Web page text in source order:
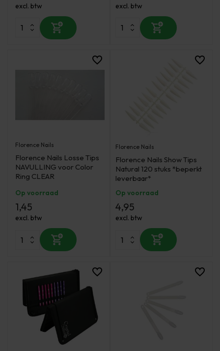
excl. btw excl. btw
Florence Nails
Florence Nails Losse Tips
NAVULLING voor Color
Ring CLEAR
Op voorraad
1,45
excl. btw
Florence Nails
Florence Nails Show Tips
Natural 120 stuks *beperkt
leverbaar*
Op voorraad
4,95
excl. btw